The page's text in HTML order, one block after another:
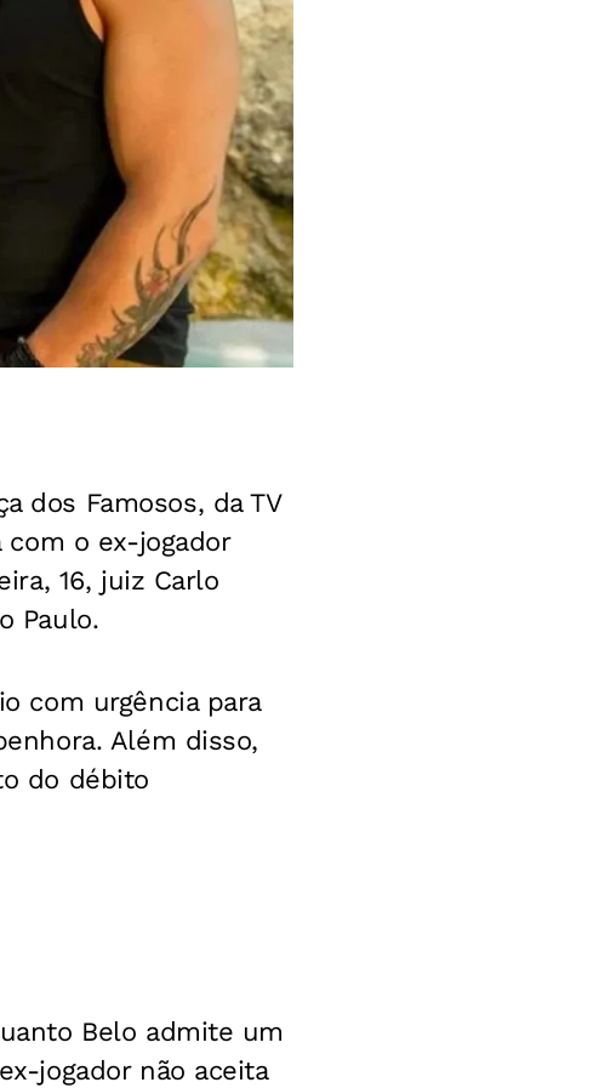
dos Famosos, da TV
com o ex-jogador
16, juiz Carlo
Paulo.
com urgência para
Além disso,
do débito
Belo admite um
jogador não aceita